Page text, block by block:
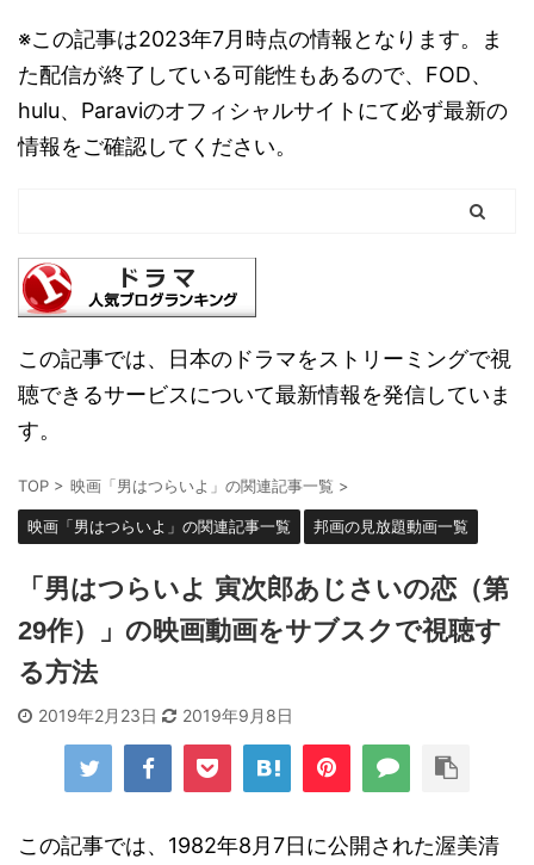
※この記事は2023年7月時点の情報となります。ま
た配信が終了している可能性もあるので、FOD、
hulu、Paraviのオフィシャルサイトにて必ず最新の
情報をご確認してください。
この記事では、日本のドラマをストリーミングで視
聴できるサービスについて最新情報を発信していま
す。
TOP > 映画「男はつらいよ」の関連記事一覧 >
映画「男はつらいよ」の関連記事一覧 邦画の見放題動画一覧
「男はつらいよ 寅次郎あじさいの恋（第
29作）」の映画動画をサブスクで視聴す
る方法
2019年2月23日 2019年9月8日
この記事では、1982年8月7日に公開された渥美清